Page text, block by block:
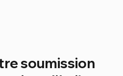
soumission